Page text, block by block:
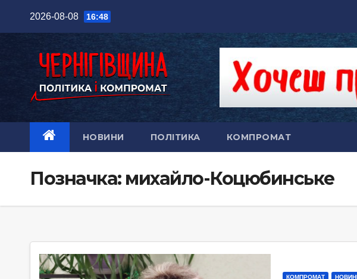
2026-08-08 16:48
НОВИНИ ПОЛІТИКА КОМПРОМАТ
Позначка: михайло-Коцюбинське
КОМПРОМАТ